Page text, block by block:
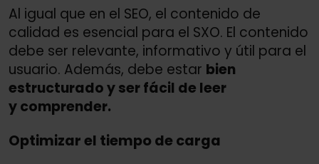
Al igual que en el SEO, el contenido de
calidad es esencial para el SXO. El contenido
debe ser relevante, informativo y útil para el
usuario. Además, debe estar bien
estructurado y ser fácil de leer
y comprender.
Optimizar el tiempo de carga